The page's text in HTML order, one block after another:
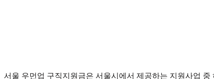
서울 우먼업 구직지원금은 서울시에서 제공하는 지원사업